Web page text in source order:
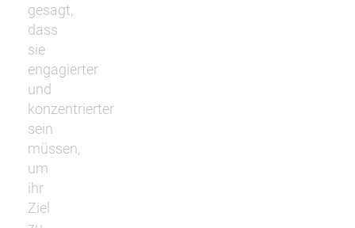
gesagt,
dass
sie
engagierter
und
konzentrierter
sein
müssen,
um
ihr
Ziel